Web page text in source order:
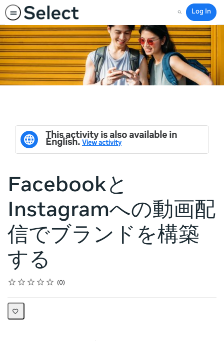
Search
Log In
This activity is also available in
English. View activity
Facebookと
Instagramへの動画配
信でブランドを構築
する
Rating
1 star
2 stars
3 stars
4 stars
5 stars
Average rating: 0 0
No reviews